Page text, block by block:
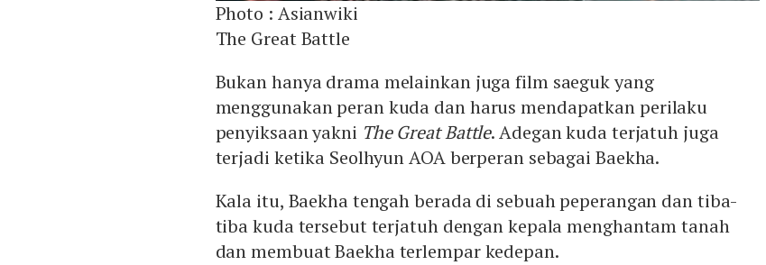
Photo : Asianwiki
The Great Battle
Bukan hanya drama melainkan juga film saeguk yang
menggunakan peran kuda dan harus mendapatkan perilaku
penyiksaan yakni The Great Battle. Adegan kuda terjatuh juga
terjadi ketika Seolhyun AOA berperan sebagai Baekha.
Kala itu, Baekha tengah berada di sebuah peperangan dan tiba-
tiba kuda tersebut terjatuh dengan kepala menghantam tanah
dan membuat Baekha terlempar kedepan.